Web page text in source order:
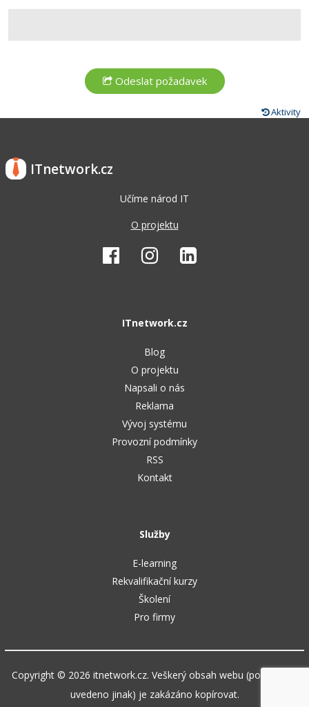
Aktivity
ITnetwork.cz
Učíme národ IT
O projektu
ITnetwork.cz
Blog
O projektu
Napsali o nás
Reklama
Vývoj systému
Provozní podmínky
RSS
Kontakt
Služby
E-learning
Rekvalifikační kurzy
Školení
Pro firmy
Copyright © 2026 itnetwork.cz. Veškerý obsah webu (pokud není
uvedeno jinak) je zakázáno kopírovat.